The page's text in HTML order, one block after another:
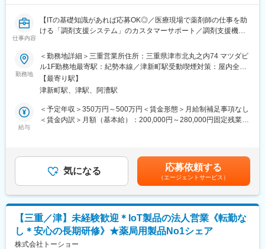
す。
■入社～1カ月目
格取得。なお、資格取得のための費用は当社負担となります。
■1～3か月目
・OJTを受けながら日勤・夜勤両方の介護現場での業務をお任せ
します。
※研修終了後は現場業務は無くなるため日勤のみ
■3～6か月目
・マネージャー業務を学んでいただきます。ピープルマネジメン
■本配属後
・各事業所の課題や目的に合わせてマネジメント業務に専念頂き
【キャリアパス（例）】
・医療介護スタッフ（2週間程度の基礎研修必要資格取得、現場業
務）
・サービスリーダー（入社3カ月～※研修期間）
仕事内容
【ITの基礎知識があれば応募OK◎／医療現場で薬剤師の仕事を助
ける「調剤支援システム」のカスタマーサポート／調剤支援機
【はじめに】
当ポジションは自社販売している大型IoT製品や薬剤システムの運
用～保守を担うシステムエンジニア職となっております。未経験
からチャレンジできる事に加えて、メーカー直雇用という貴重な
求人となっております。IT領域へキャリアチェンジされたい方歓
迎しております！
るため、社内でのデスクワークが6割、お客様先での業務が4割ほ
どとなります。また、外部のITベンダーとの打ち合わせ等もある
ため、関係者が多いのも当職種の特徴の一つとなります。
ます。
【ポジションの魅力】
・長期間の研修を用意しているため職種未経験＆技術的な知識が
勤務地
＜勤務地詳細＞三重営業所住所：三重県津市北丸之内74 マツダビ
ル1F勤務地最寄駅：紀勢本線／津新町駅受動喫煙対策：屋内全面
禁煙変更の範囲：会社の定める事業所（リモートワーク含む）
【最寄り駅】
津新町駅、津駅、阿漕駅
給与
＜予定年収＞350万円～500万円＜賃金形態＞月給制補足事項なし
＜賃金内訳＞月額（基本給）：200,000円～280,000円固定残業手
＞※給与詳細は、年齢・スキルを考慮し決定します。■昇給：年1
回■賞与：年2回賃金はあくまでも目安の金額であり、選考を通じ
て上下する可能性があります。月給(月額)は固定手当を含めた表記
です。
気になる 応募依頼する
（エージェントサービス）
【三重／津】未経験歓迎＊IoT製品の法人営業《転勤な
し＊安心の長期研修》★薬局用製品No1シェア
株式会社トーショー